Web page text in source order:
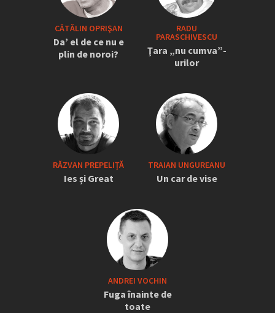
CĂTĂLIN OPRIŞAN
Da’ el de ce nu e
plin de noroi?
RADU
PARASCHIVESCU
Ţara „nu cumva”-
urilor
RĂZVAN PREPELIȚĂ
Ies și Great
TRAIAN UNGUREANU
Un car de vise
ANDREI VOCHIN
Fuga înainte de
toate